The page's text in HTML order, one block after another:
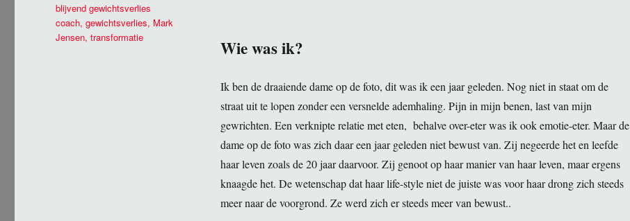
Wie was ik?
Ik ben de draaiende dame op de foto, dit was ik een jaar geleden. Nog niet in staat om de
straat uit te lopen zonder een versnelde ademhaling. Pijn in mijn benen, last van mijn
gewrichten. Een verknipte relatie met eten, behalve over-eter was ik ook emotie-eter. Maar de
dame op de foto was zich daar een jaar geleden niet bewust van. Zij negeerde het en leefde
haar leven zoals de 20 jaar daarvoor. Zij genoot op haar manier van haar leven, maar ergens
knaagde het. De wetenschap dat haar life-style niet de juiste was voor haar drong zich steeds
meer naar de voorgrond. Ze werd zich er steeds meer van bewust..
Tags
blijvend gewichtsverlies
coach,gewichtsverlies, Mark
Jensen,transformatie